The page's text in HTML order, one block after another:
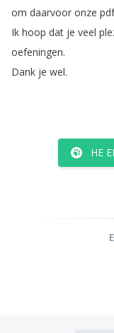
om daarvoor onze pdf
Ik hoop dat je veel
oefeningen.
Dank je wel.
HE